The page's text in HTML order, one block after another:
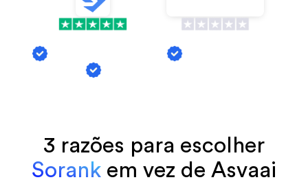
Troca de Backlinks
Menções de Al
Geração de Artigos
3 razões para escolher
Sorank em vez de Asvaai